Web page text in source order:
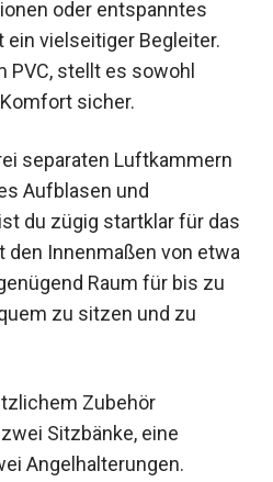
oder entspanntes
ein vielseitiger Begleiter.
stellt es sowohl
sicher.
separaten Luftkammern
Aufblasen und
du zügig startklar für das
den Innenmaßen von etwa
Raum für bis zu
zu sitzen und zu
Zubehör
Sitzbänke, eine
Angelhalterungen.